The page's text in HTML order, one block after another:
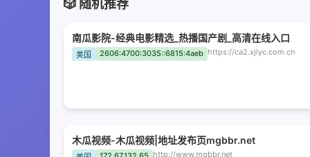
🎲 随机推荐
南瓜影院-经典电影精选_热播国产剧_高清在线入口
美国 2606:4700:3035::6815:4aeb https://ca2.xjlyc.com.cn
木瓜视频-木瓜视频|地址发布页mgbbr.net
http://www.mgbbr.net